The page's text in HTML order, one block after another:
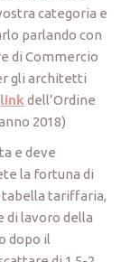
categoria e
parlando con
di Commercio
gli architetti
link dell’Ordine
2018)
e deve
la fortuna di
tabella tariffaria,
di lavoro della
dopo il